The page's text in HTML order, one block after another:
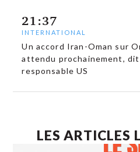
21:37
INTERNATIONAL
Un accord Iran-Oman sur
attendu prochainement, dit
responsable US
LES ARTICLES